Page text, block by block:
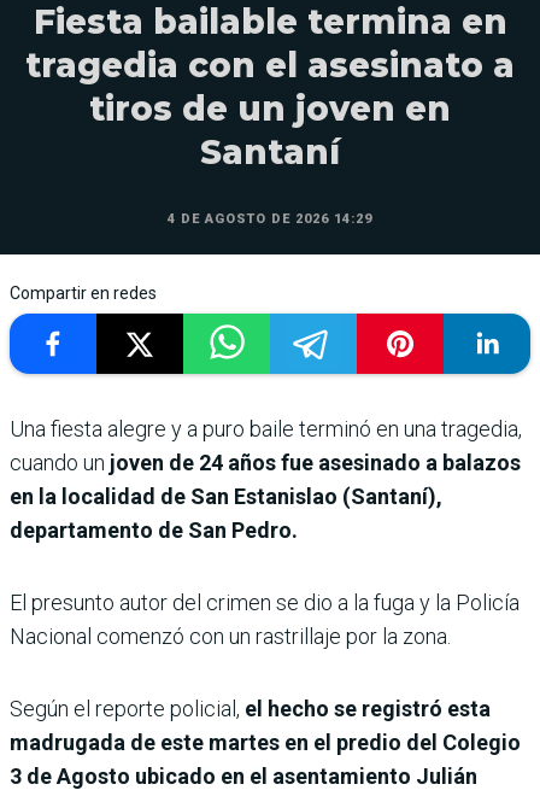
Fiesta bailable termina en
tragedia con el asesinato a
tiros de un joven en
Santaní
4 DE AGOSTO DE 2026 14:29
Compartir en redes
Una fiesta alegre y a puro baile terminó en una tragedia,
cuando un joven de 24 años fue asesinado a balazos
en la localidad de San Estanislao (Santaní),
departamento de San Pedro.
El presunto autor del crimen se dio a la fuga y la Policía
Nacional comenzó con un rastrillaje por la zona.
Según el reporte policial, el hecho se registró esta
madrugada de este martes en el predio del Colegio
3 de Agosto ubicado en el asentamiento Julián